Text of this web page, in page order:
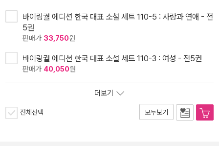
바이링궐 에디션 한국 대표 소설 세트 110-5 : 사랑과 연애 - 전
5권
판매가 33,750원
바이링궐 에디션 한국 대표 소설 세트 110-3 : 여성 - 전5권
판매가 40,050원
더보기
전체선택 모두보기